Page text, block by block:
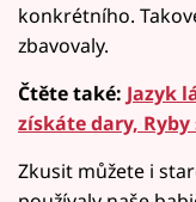
konkrétního.
zbavovaly.
Čtěte také: Jazyk
získáte dary,
Zkusit můžete i